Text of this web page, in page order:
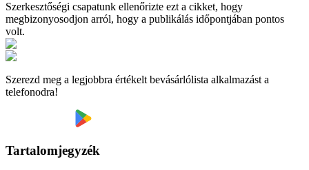
Szerkesztőségi csapatunk ellenőrizte ezt a cikket, hogy
megbizonyosodjon arról, hogy a publikálás időpontjában pontos
volt.
Szerezd meg a legjobbra értékelt bevásárlólista alkalmazást a
telefonodra!
Tartalomjegyzék